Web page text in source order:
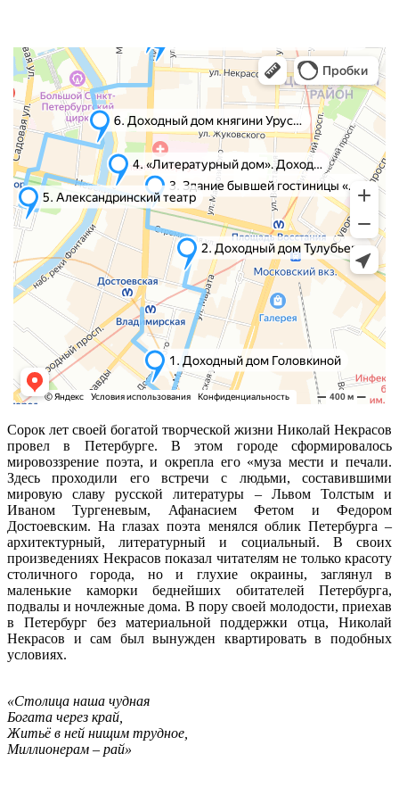
Cорок лет своей богатой творческой жизни Николай Некрасов
провел в Петербурге. В этом городе сформировалось
мировоззрение поэта, и окрепла его «муза мести и печали.
Здесь проходили его встречи с людьми, составившими
мировую славу русской литературы – Львом Толстым и
Иваном Тургеневым, Афанасием Фетом и Федором
Достоевским. На глазах поэта менялся облик Петербурга –
архитектурный, литературный и социальный. В своих
произведениях Некрасов показал читателям не только красоту
столичного города, но и глухие окраины, заглянул в
маленькие каморки беднейших обитателей Петербурга,
подвалы и ночлежные дома. В пору своей молодости, приехав
в Петербург без материальной поддержки отца, Николай
Некрасов и сам был вынужден квартировать в подобных
условиях.
«Столица наша чудная
Богата через край,
Житьё в ней нищим трудное,
Миллионерам – рай»